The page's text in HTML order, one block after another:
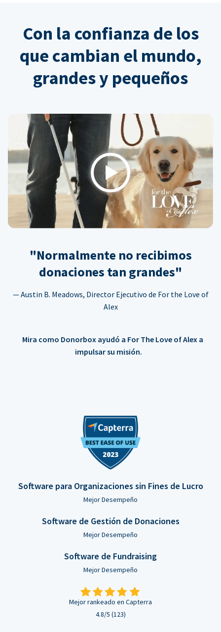
Con la confianza de los
que cambian el mundo,
grandes y pequeños
Play
"Normalmente no recibimos
donaciones tan grandes"
— Austin B. Meadows, Director Ejecutivo de For the Love of
Alex
Mira como Donorbox ayudó a For The Love of Alex a
impulsar su misión.
Software para Organizaciones sin Fines de Lucro
Mejor Desempeño
Software de Gestión de Donaciones
Mejor Desempeño
Software de Fundraising
Mejor Desempeño
Mejor rankeado en Capterra
4.8/5 (123)